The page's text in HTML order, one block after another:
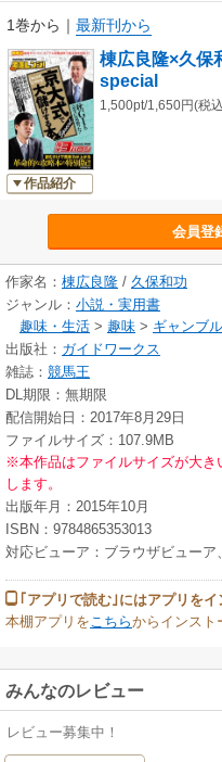
るための地力をつけたい人にオス
主な内容
●京大式 馬券の買い方クリニック
●棟広×久保の有力馬スペシャルレ
●秋のG1 京大式適性スコープ&徹
●特別収録 JBC&東京大賞典で勝つ
1巻から ｜ 最新刊から
作品紹介
棟広良隆×久保
special
1,500pt/1,650円(税
会員登
作家名： 棟広良隆 / 久保和功
ジャンル： 小説・実用書
趣味・生活 > 趣味 > ギャンブル
出版社： ガイドワークス
雑誌： 競馬王
DL期限：無期限
配信開始日：2017年8月29日
ファイルサイズ：107.9MB
※本作品はファイルサイズが大き
します。
出版年月：2015年10月
ISBN：9784865353013
対応ビューア：ブラウザビューア
｢アプリで読む｣にはアプリを
本棚アプリを こちらからインスト
みんなのレビュー
レビュー募集中！